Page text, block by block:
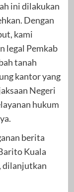
ini dilakukan
Dengan
kami
legal Pemkab
tanah
kantor yang
Negeri
hukum
berita
Kuala
dilanjutkan